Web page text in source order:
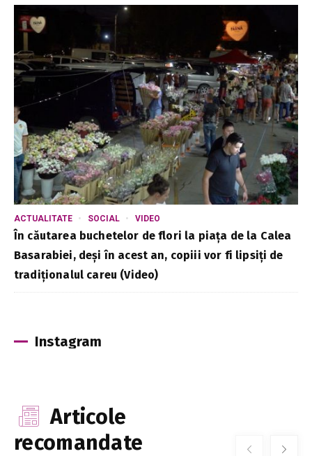
ACTUALITATE SOCIAL VIDEO
În căutarea buchetelor de flori la piața de la Calea
Basarabiei, deși în acest an, copiii vor fi lipsiți de
tradiționalul careu (Video)
Instagram
Articole
recomandate